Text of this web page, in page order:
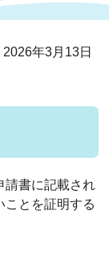
年3月13日
請書に記載され
ことを証明する